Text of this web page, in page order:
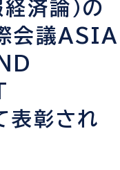
済論）の
会議ASIA
彰され